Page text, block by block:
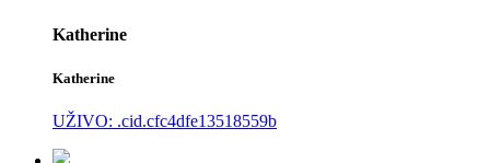
Katherine
Katherine
UŽIVO: .cid.cfc4dfe13518559b